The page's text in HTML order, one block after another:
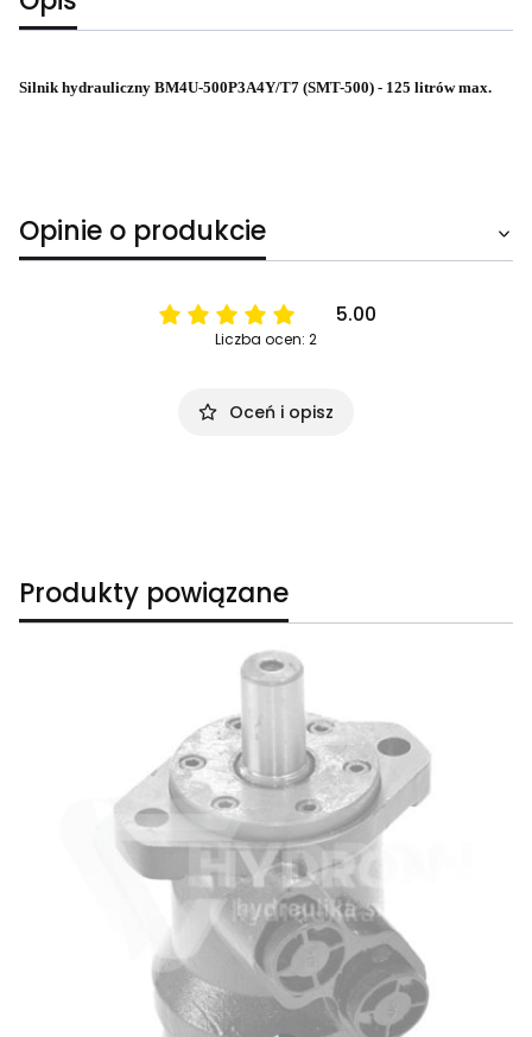
Silnik hydrauliczny BM4U-500P3A4Y/T7 (SMT-500) - 125 litrów max.
Opinie o produkcie
5.00
Liczba ocen: 2
Oceń i opisz
Produkty powiązane